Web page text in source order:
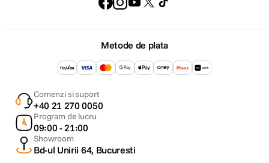
Metode de plata
Comenzi si suport
+40 21 270 0050
Program de lucru
09:00 - 21:00
Showroom
Bd-ul Unirii 64, Bucuresti